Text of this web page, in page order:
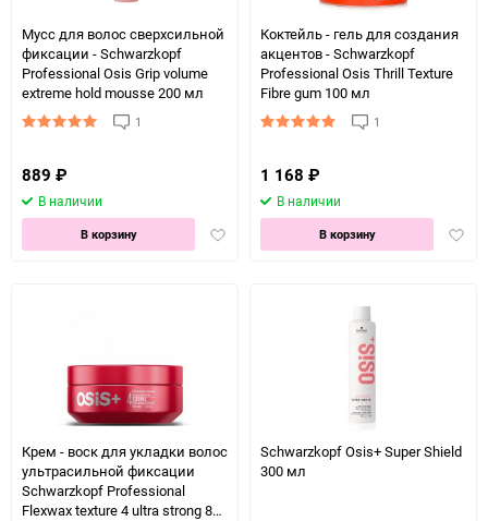
Мусс для волос сверхсильной
фиксации - Schwarzkopf
Professional Osis Grip volume
extreme hold mousse 200 мл
1
889 ₽
В наличии
Добавить
В корзину
Коктейль - гель для создания
акцентов - Schwarzkopf
Professional Osis Thrill Texture
Fibre gum 100 мл
1
1 168 ₽
В наличии
В корзину
Крем - воск для укладки волос
ультрасильной фиксации
Schwarzkopf Professional
Flexwax texture 4 ultra strong 85
Schwarzkopf Osis+ Super Shield
300 мл